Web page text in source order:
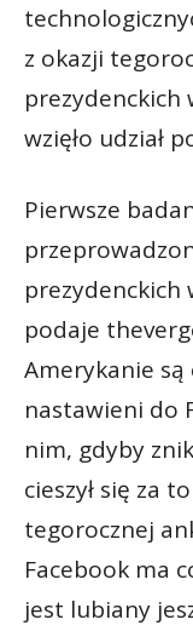
z okazji
prezydenckich
wzięło udział
Pierwsze
prezydenckich
podaje
Amerykanie
nastawieni do
nim, gdyby
cieszył się za
tegorocznej
Facebook ma
jest lubiany